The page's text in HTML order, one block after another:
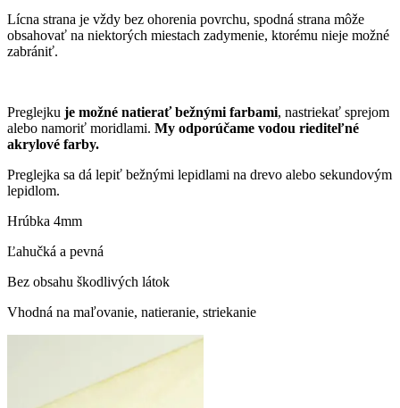
Lícna strana je vždy bez ohorenia povrchu, spodná strana môže
obsahovať na niektorých miestach zadymenie, ktorému nieje možné
zabrániť.
Preglejku je možné natierať bežnými farbami, nastriekať sprejom
alebo namoriť moridlami. My odporúčame vodou riediteľné
akrylové farby.
Preglejka sa dá lepiť bežnými lepidlami na drevo alebo sekundovým
lepidlom.
Hrúbka 4mm
Ľahučká a pevná
Bez obsahu škodlivých látok
Vhodná na maľovanie, natieranie, striekanie